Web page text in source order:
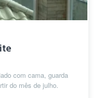
com cama, guarda
do mês de julho.